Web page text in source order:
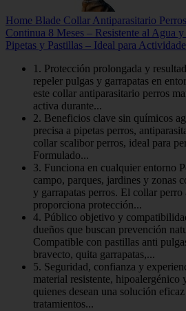
Home Blade Collar Antiparasitario
Continua 8 Meses – Resistente al Agua
Pipetas y Pastillas – Ideal para
1. Protección prolongada y
repeler pulgas y garrapatas en
este collar antiparasitario perros
activa durante...
2. Beneficios clave sin químicos
precisa a pipetas perros,
collar scalibor perros, ideal para
Formulado...
3. Funciona en cualquier entorno
campo, parques, jardines y zonas
y garrapatas perros. El collar perro
proporciona protección...
4. Público objetivo y
dueños que buscan prevención
Compatible con pastillas anti
bravecto, quita garrapatas,...
5. Seguridad, confianza y
material resistente, hipoalergénico
quienes desean una solución
tratamientos...